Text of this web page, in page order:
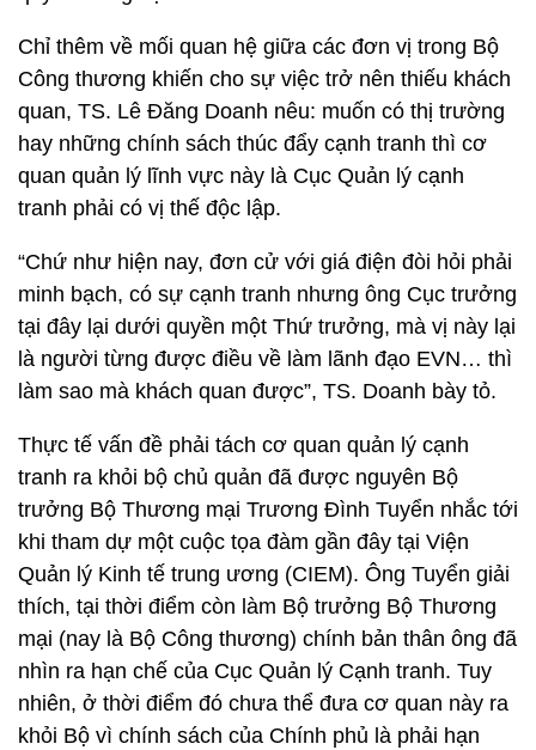
Chỉ thêm về mối quan hệ giữa các đơn vị trong Bộ
Công thương khiến cho sự việc trở nên thiếu khách
quan, TS. Lê Đăng Doanh nêu: muốn có thị trường
hay những chính sách thúc đẩy cạnh tranh thì cơ
quan quản lý lĩnh vực này là Cục Quản lý cạnh
tranh phải có vị thế độc lập.
“Chứ như hiện nay, đơn cử với giá điện đòi hỏi phải
minh bạch, có sự cạnh tranh nhưng ông Cục trưởng
tại đây lại dưới quyền một Thứ trưởng, mà vị này lại
là người từng được điều về làm lãnh đạo EVN… thì
làm sao mà khách quan được”, TS. Doanh bày tỏ.
Thực tế vấn đề phải tách cơ quan quản lý cạnh
tranh ra khỏi bộ chủ quản đã được nguyên Bộ
trưởng Bộ Thương mại Trương Đình Tuyển nhắc tới
khi tham dự một cuộc tọa đàm gần đây tại Viện
Quản lý Kinh tế trung ương (CIEM). Ông Tuyển giải
thích, tại thời điểm còn làm Bộ trưởng Bộ Thương
mại (nay là Bộ Công thương) chính bản thân ông đã
nhìn ra hạn chế của Cục Quản lý Cạnh tranh. Tuy
nhiên, ở thời điểm đó chưa thể đưa cơ quan này ra
khỏi Bộ vì chính sách của Chính phủ là phải hạn